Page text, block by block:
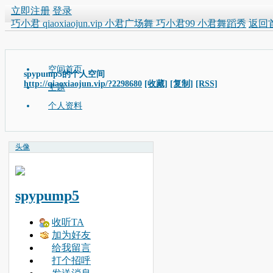
立即注册 登录
巧小君 qiaoxiaojun.vip 小君广场舞 巧小君99 小君舞蹈秀 返回
spypump5的个人空间
http://qiaoxiaojun.vip/?2298680 [收藏] [复制] [RSS]
空间首页
主题
个人资料
头像
spypump5
收听TA
加为好友
给我留言
打个招呼